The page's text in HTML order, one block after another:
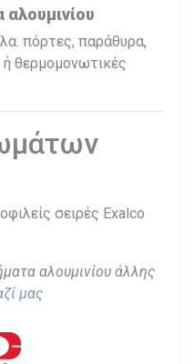
πόρτες, παράθυρα,
θερμομονωτικές
σειρές Exalco
αλουμινίου άλλης
μας